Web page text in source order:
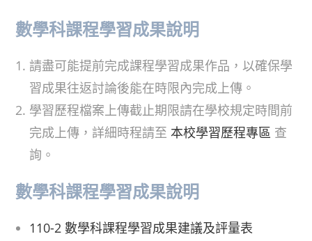
數學科課程學習成果說明
請盡可能提前完成課程學習成果作品，以確保學
習成果往返討論後能在時限內完成上傳。
學習歷程檔案上傳截止期限請在學校規定時間前
完成上傳，詳細時程請至本校學習歷程專區 查
詢。
數學科課程學習成果說明
110-2 數學科課程學習成果建議及評量表